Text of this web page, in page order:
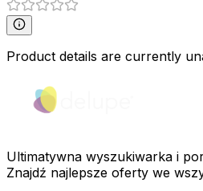
Product details are currently
Ultimatywna wyszukiwarka i
Znajdź najlepsze oferty we